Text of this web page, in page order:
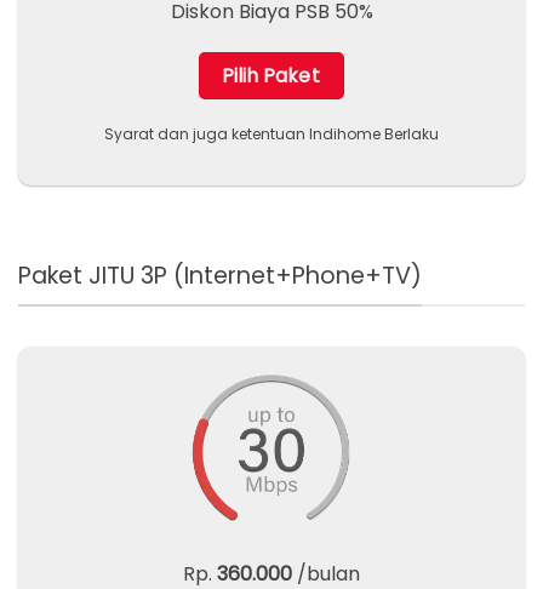
Diskon Biaya PSB 50%
Pilih Paket
Syarat dan juga ketentuan Indihome Berlaku
Paket JITU 3P (Internet+Phone+TV)
Rp. 360.000 /bulan